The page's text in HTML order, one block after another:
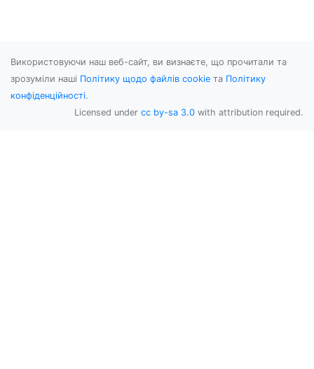
Використовуючи наш веб-сайт, ви визнаєте, що прочитали та
зрозуміли наші Політику щодо файлів cookie та Політику
конфіденційності.
Licensed under cc by-sa 3.0 with attribution required.